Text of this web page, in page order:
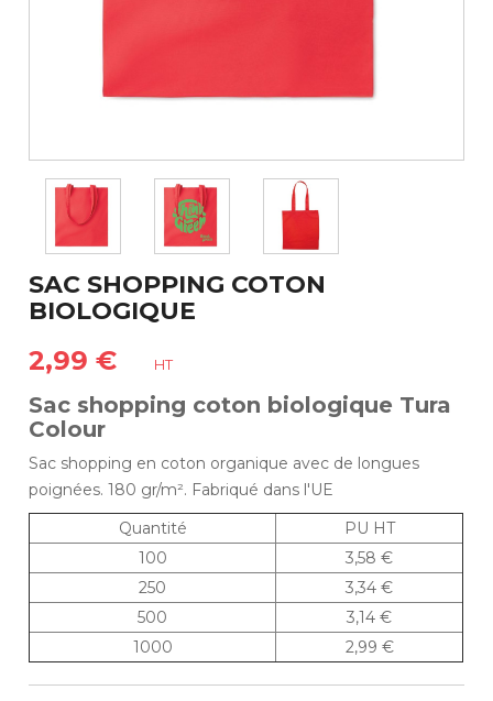
SAC SHOPPING COTON
BIOLOGIQUE
2,99 € HT
Sac shopping coton biologique Tura
Colour
Sac shopping en coton organique avec de longues
poignées. 180 gr/m². Fabriqué dans l'UE
Quantité
PU HT
100
3,58 €
250
3,34 €
500
3,14 €
1000
2,99 €